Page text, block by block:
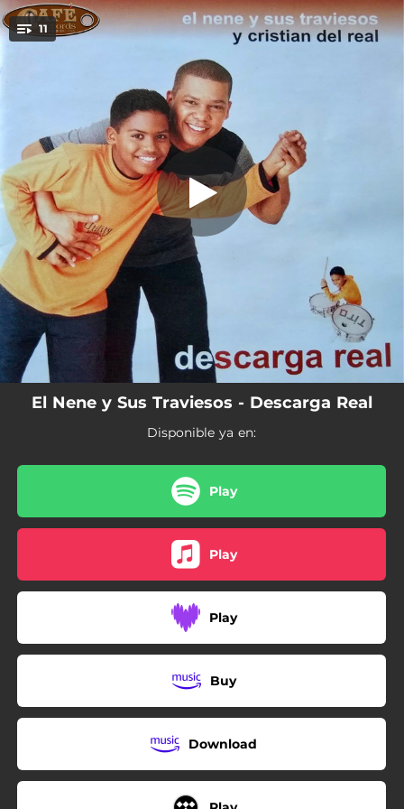
11 Muévelo
Parece Mentira
Muñequita de Cristal
03:36
Mosaico Rompe Baldosa
03:45
04:22
No Le Llores
04:22
Marina
04:46
Porqué Me Abandonaste?
04:51
Presión Alta y Colesterol
04:41
El Nene y Sus Traviesos - Descarga Real
Disponible ya en:
Play
Play
Play
Buy
Download